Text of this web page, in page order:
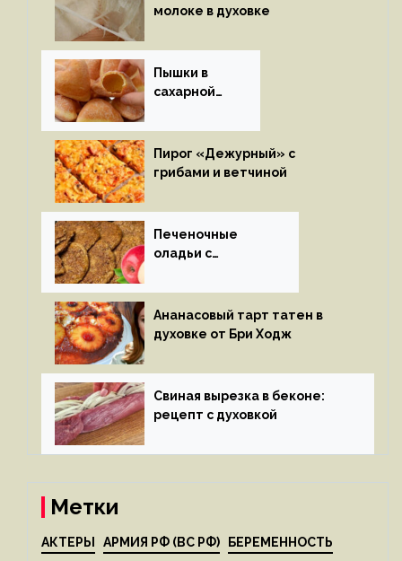
молоке в духовке
Пышки в
сахарной
Пирог «Дежурный» с
грибами и ветчиной
Печеночные
оладьи с
Ананасовый тарт татен в
духовке от Бри Ходж
Свиная вырезка в беконе:
рецепт с духовкой
Метки
АКТЕРЫ АРМИЯ РФ (ВС РФ) БЕРЕМЕННОСТЬ